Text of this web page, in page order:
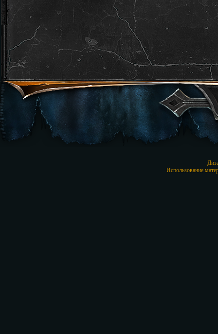
Использование